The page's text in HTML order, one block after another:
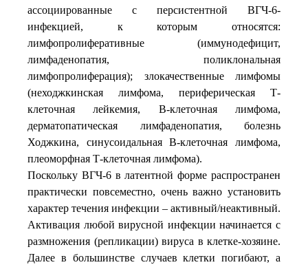
ассоциированные с персистентной ВГЧ-6-
инфекцией, к которым относятся:
лимфопролиферативные (иммунодефицит,
лимфаденопатия, поликлональная
лимфопролиферация); злокачественные лимфомы
(неходжкинская лимфома, периферическая Т-
клеточная лейкемия, В-клеточная лимфома,
дерматопатическая лимфаденопатия, болезнь
Ходжкина, синусоидальная В-клеточная лимфома,
плеоморфная Т-клеточная лимфома).
Поскольку ВГЧ-6 в латентной форме распространен
практически повсеместно, очень важно установить
характер течения инфекции – активный/неактивный.
Активация любой вирусной инфекции начинается с
размножения (репликации) вируса в клетке-хозяине.
Далее в большинстве случаев клетки погибают, а